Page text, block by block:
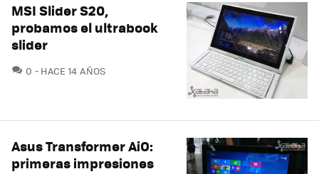
MSI Slider S20,
probamos el ultrabook
slider
0 COMENTARIOS
HACE 14 AÑOS
Asus Transformer AiO:
primeras impresiones